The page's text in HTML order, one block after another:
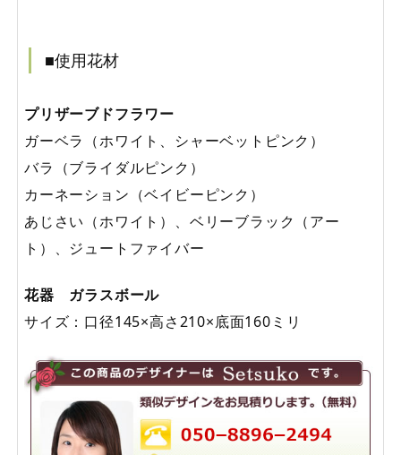
■使用花材
プリザーブドフラワー
ガーベラ（ホワイト、シャーベットピンク）
バラ（ブライダルピンク）
カーネーション（ベイビーピンク）
あじさい（ホワイト）、ベリーブラック（アー
ト）、ジュートファイバー
花器 ガラスボール
サイズ：口径145×高さ210×底面160ミリ